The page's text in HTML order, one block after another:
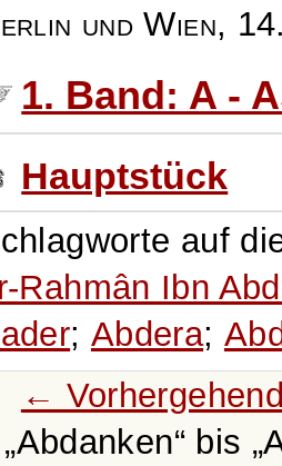
und Wien,
1. Band: A -
Hauptstück
auf
Rahmân Ibn
; Abdera;
←
Abdanken bis